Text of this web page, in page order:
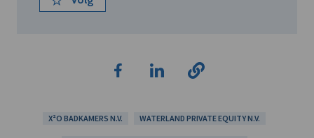
X²O BADKAMERS N.V. WATERLAND PRIVATE EQUITY N.V.